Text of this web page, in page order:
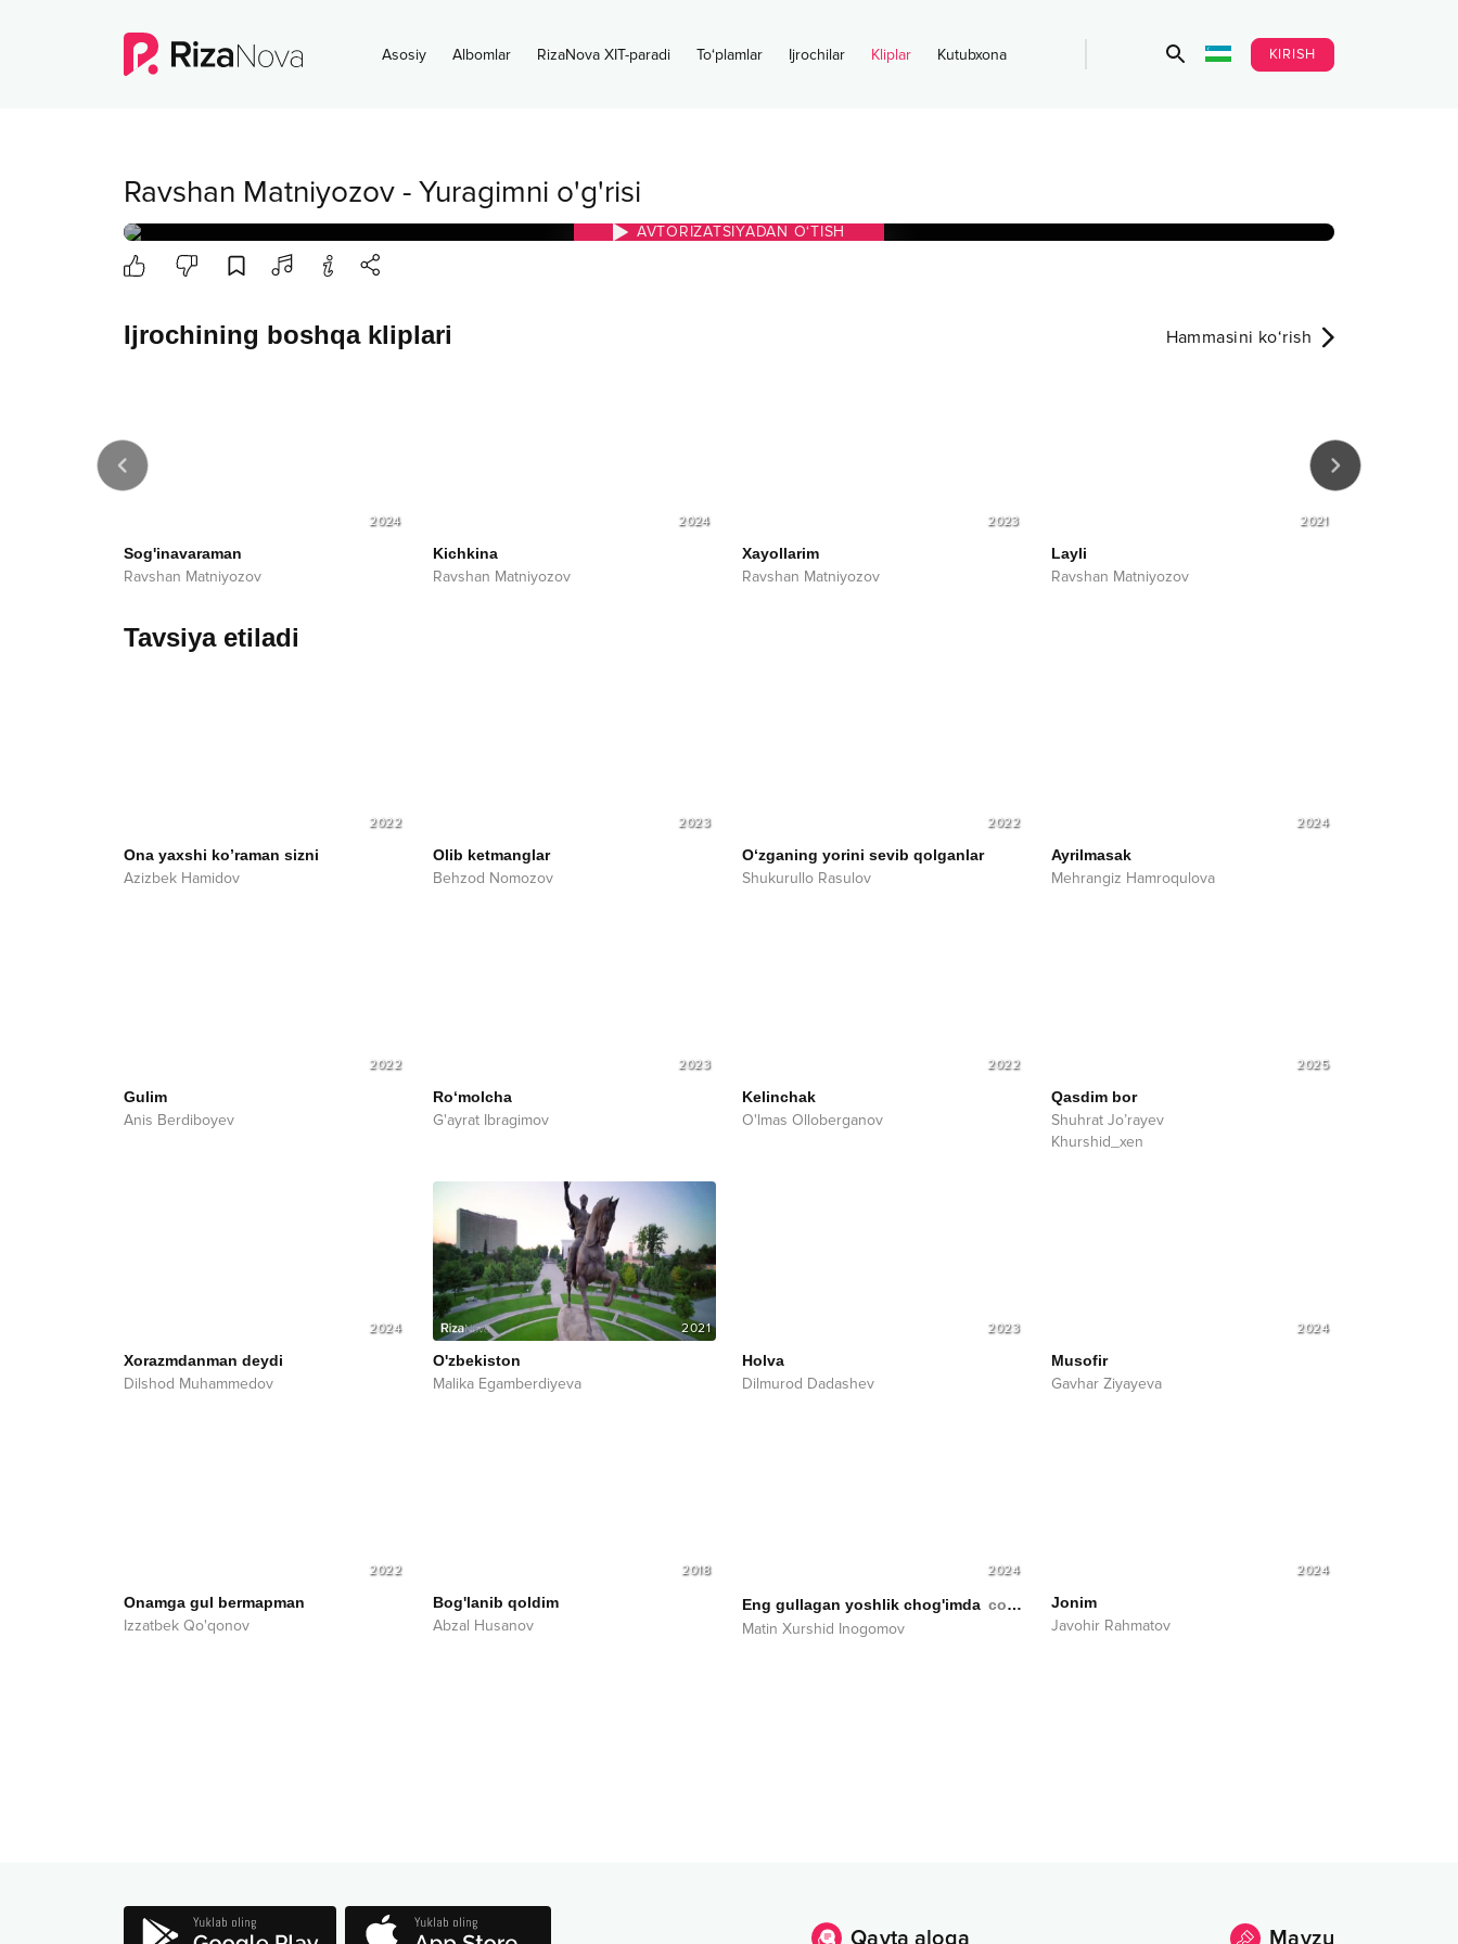
Asosiy Albomlar RizaNova XIT-paradi To‘plamlar Ijrochilar Kliplar Kutubxona KIRISH
Ravshan Matniyozov - Yuragimni o'g'risi
AVTORIZATSIYADAN O‘TISH
Ijrochining boshqa kliplari Hammasini ko‘rish
2024
Sog'inavaraman
Ravshan Matniyozov
2024
Kichkina
Ravshan Matniyozov
2023
Xayollarim
Ravshan Matniyozov
2021
Layli
Ravshan Matniyozov
Tavsiya etiladi
2022
Ona yaxshi ko’raman sizni
Azizbek Hamidov
2023
Olib ketmanglar
Behzod Nomozov
2022
O‘zganing yorini sevib qolganlar
Shukurullo Rasulov
2024
Ayrilmasak
Mehrangiz Hamroqulova
2022
Gulim
Anis Berdiboyev
2023
Ro‘molcha
G'ayrat Ibragimov
2022
Kelinchak
O'lmas Olloberganov
2025
Qasdim bor
Shuhrat Jo’rayev
Khurshid_xen
2024
Xorazmdanman deydi
Dilshod Muhammedov
2021
O'zbekiston
Malika Egamberdiyeva
2023
Holva
Dilmurod Dadashev
2024
Musofir
Gavhar Ziyayeva
2022
Onamga gul bermapman
Izzatbek Qo'qonov
2018
Bog'lanib qoldim
Abzal Husanov
2024
Eng gullagan yoshlik chog'imda cover
Matin Xurshid Inogomov
2024
Jonim
Javohir Rahmatov
Qayta aloqa Mavzu